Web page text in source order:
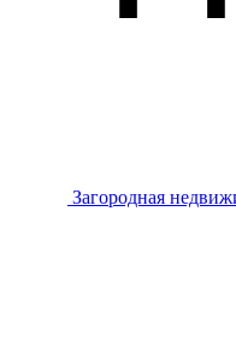
Загородная